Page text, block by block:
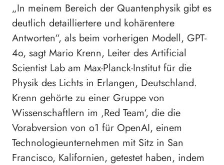
„In meinem Bereich der Quantenphysik gibt es
deutlich detailliertere und kohärentere
Antworten“, als beim vorherigen Modell, GPT-
4o, sagt Mario Krenn, Leiter des Artificial
Scientist Lab am Max-Planck-Institut für die
Physik des Lichts in Erlangen, Deutschland.
Krenn gehörte zu einer Gruppe von
Wissenschaftlern im ‚Red Team‘, die die
Vorabversion von o1 für OpenAI, einem
Technologieunternehmen mit Sitz in San
Francisco, Kalifornien, getestet haben, indem